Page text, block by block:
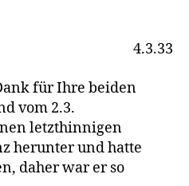
4.3.33
für Ihre beiden
vom 2.3.
letzthinnigen
herunter und hatte
daher war er so